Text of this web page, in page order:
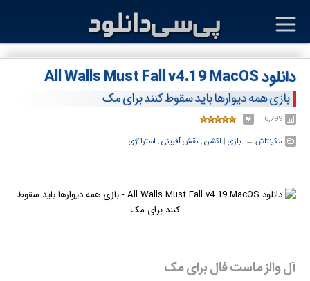
دانلود All Walls Must Fall v4.19 MacOS
بازی همه دیوارها باید سقوط کنند برای مک
6,799
مکینتاش ← ‏ بازی ‏| اکشن, نقش آفرینی, استراتژی
آل والز ماست فال برای مک